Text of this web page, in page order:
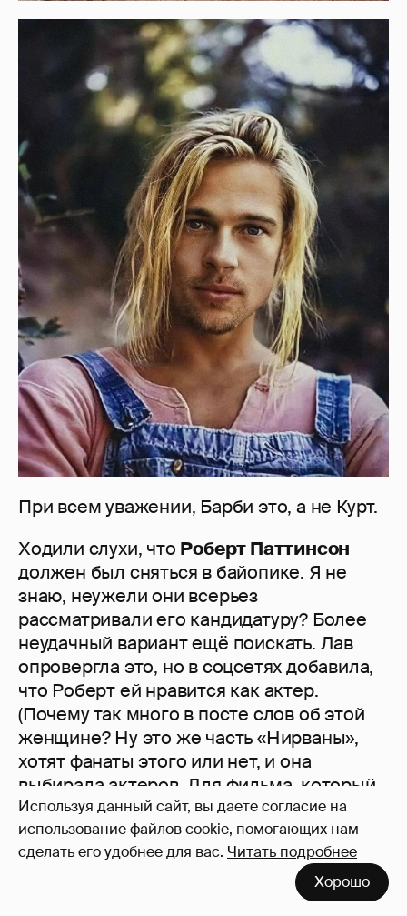
Используя данный сайт, вы даете согласие на
использование файлов cookie, помогающих нам
сделать его удобнее для вас. Читать подробнее
Хорошо
При всем уважении, Барби это, а не Курт.
Ходили слухи, что Роберт Паттинсон
должен был сняться в байопике. Я не
знаю, неужели они всерьез
рассматривали его кандидатуру? Более
неудачный вариант ещё поискать. Лав
опровергла это, но в соцсетях добавила,
что Роберт ей нравится как актер.
(Почему так много в посте слов об этой
женщине? Ну это же часть «Нирваны»,
хотят фанаты этого или нет, и она
выбирала актеров. Для фильма, который
не был снят.)